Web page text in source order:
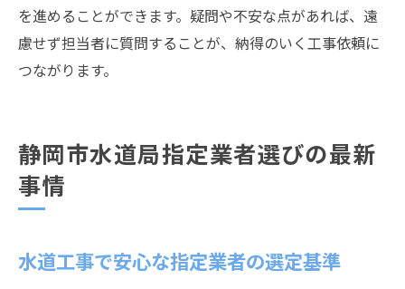
を進めることができます。疑問や不安な点があれば、遠
慮せず担当者に質問することが、納得のいく工事依頼に
つながります。
静岡市水道局指定業者選びの最新
事情
水道工事で安心な指定業者の選定基準